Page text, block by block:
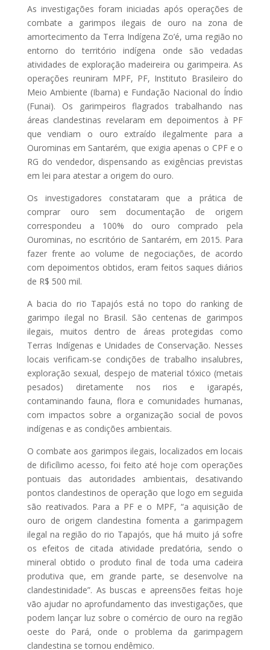
As investigações foram iniciadas após operações de
combate a garimpos ilegais de ouro na zona de
amortecimento da Terra Indígena Zo’é, uma região no
entorno do território indígena onde são vedadas
atividades de exploração madeireira ou garimpeira. As
operações reuniram MPF, PF, Instituto Brasileiro do
Meio Ambiente (Ibama) e Fundação Nacional do Índio
(Funai). Os garimpeiros flagrados trabalhando nas
áreas clandestinas revelaram em depoimentos à PF
que vendiam o ouro extraído ilegalmente para a
Ourominas em Santarém, que exigia apenas o CPF e o
RG do vendedor, dispensando as exigências previstas
em lei para atestar a origem do ouro.
Os investigadores constataram que a prática de
comprar ouro sem documentação de origem
correspondeu a 100% do ouro comprado pela
Ourominas, no escritório de Santarém, em 2015. Para
fazer frente ao volume de negociações, de acordo
com depoimentos obtidos, eram feitos saques diários
de R$ 500 mil.
A bacia do rio Tapajós está no topo do ranking de
garimpo ilegal no Brasil. São centenas de garimpos
ilegais, muitos dentro de áreas protegidas como
Terras Indígenas e Unidades de Conservação. Nesses
locais verificam-se condições de trabalho insalubres,
exploração sexual, despejo de material tóxico (metais
pesados) diretamente nos rios e igarapés,
contaminando fauna, flora e comunidades humanas,
com impactos sobre a organização social de povos
indígenas e as condições ambientais.
O combate aos garimpos ilegais, localizados em locais
de dificílimo acesso, foi feito até hoje com operações
pontuais das autoridades ambientais, desativando
pontos clandestinos de operação que logo em seguida
são reativados. Para a PF e o MPF, “a aquisição de
ouro de origem clandestina fomenta a garimpagem
ilegal na região do rio Tapajós, que há muito já sofre
os efeitos de citada atividade predatória, sendo o
mineral obtido o produto final de toda uma cadeira
produtiva que, em grande parte, se desenvolve na
clandestinidade”. As buscas e apreensões feitas hoje
vão ajudar no aprofundamento das investigações, que
podem lançar luz sobre o comércio de ouro na região
oeste do Pará, onde o problema da garimpagem
clandestina se tornou endêmico.